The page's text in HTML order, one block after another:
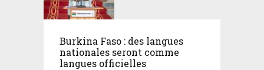
Burkina Faso : des langues
nationales seront comme
langues officielles